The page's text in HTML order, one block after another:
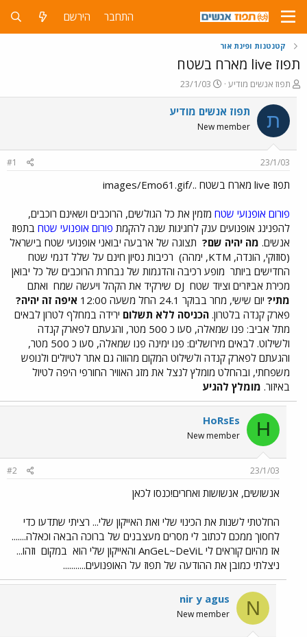
התחבר הירשם
קטנטנות ופינת אור
תפוז live מארח בשטח
פ
ו
ת
ח
ה
ש
א
תפוז אנשים מודיע
פ
ו
ר
ם
ר
23/1/03
ת תפוז אנשים מודיע
New member
23/1/03
#1
תפוז live מארח בשטח ../images/Emo61.gif
פורום אופנועי שטח מזמין את כל הגולשים, הרוכבים ושאינם רוכבים,
להפנינג אופנועים ענק לחגיגות שנה להקמת פורום אופנועי שטח בתפוז
אנשים. מה יהיה שם? תצוגה של ארבעה יבואני אופנועי שטח בישראל
(סוזוקי, הונדה, KTM, ימהה)
רכיבות נסיון חינם על שלל דגמי שטח
החדישים ביותר מופע רכיבה והדגמות של נבחרת הרוכבים של כל יבואן
מכירת אביזרים וציוד שטח
ואתם
מתי? יום שישי, מחר בבוקר 24.1 החל משעה 12:00
איפה זה יהיה?
פארק קנדה בלטרון. הכניסה ללא תשלום ירידה במחלף לטרון לבאים
מתל אביב: פנו שמאלה, סעו כ 500 מטר, והגעתם לפארק קנדה
ולשילוט. לבאים מירושלים: פנו ימינה פנו שמאלה, סעו כ 500 מטר,
והגעתם לפארק קנדה ולשילוט המקום מהווה גם אתר לטיולים ולנופש
משפחתי, ובהחלט מומלץ לנצל את מזג האוויר החורפי היפה לטיול
באיזור. מומלץ להגיע
H
HoRsEs
New member
23/1/03
#2
אנשושים, אנשושות ואחרים!כנסו לכאן
החלטתי לשנות את הכינוי שלי ואת האייקון שלי... רציתי שתדעו כדי
לחסוך ממכם לכתוב לי מסרים מעצבנים של ברוכה הבאה וכאלה.......
אז מהיום קוראים לי AnGeL~DeViL והאייקון שלי הוא
במקום וזהו...
ניצלתי כמובן את ההודעה של תפוז על האופנועים...........
N
nir y agus
New member